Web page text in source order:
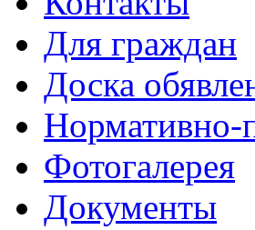
Для граждан
Доска
Нормативно-
Фотогалерея
Документы